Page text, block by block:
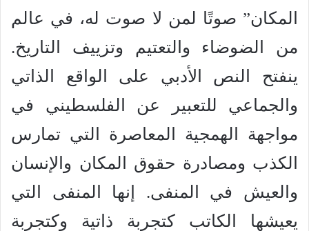
المكان” صوتًا لمن لا صوت له، في عالم
من الضوضاء والتعتيم وتزييف التاريخ.
ينفتح النص الأدبي على الواقع الذاتي
والجماعي للتعبير عن الفلسطيني في
مواجهة الهمجية المعاصرة التي تمارس
الكذب ومصادرة حقوق المكان والإنسان
والعيش في المنفى. إنها المنفى التي
يعيشها الكاتب كتجربة ذاتية وكتجربة